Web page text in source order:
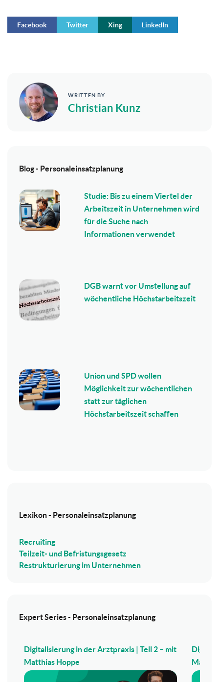
Facebook Twitter Xing LinkedIn
WRITTEN BY
Christian Kunz
Blog - Personaleinsatzplanung
Studie: Bis zu einem Viertel der
Arbeitszeit in Unternehmen wird
für die Suche nach
Informationen verwendet
DGB warnt vor Umstellung auf
wöchentliche Höchstarbeitszeit
Union und SPD wollen
Möglichkeit zur wöchentlichen
statt zur täglichen
Höchstarbeitszeit schaffen
Lexikon - Personaleinsatzplanung
Recruiting
Teilzeit- und Befristungsgesetz
Restrukturierung im Unternehmen
Expert Series - Personaleinsatzplanung
Digitalisierung in der Arztpraxis | Teil 2 – mit
Matthias Hoppe